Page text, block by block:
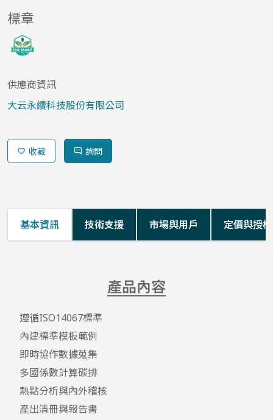
標章
供應商資訊
大云永續科技股份有限公司
收藏 詢問
基本資訊 技術支援 市場與用戶 定價與授權
產品內容
遵循ISO14067標準
內建標準模板範例
即時協作數據蒐集
多國係數計算碳排
熱點分析與內外稽核
產出清冊與報告書